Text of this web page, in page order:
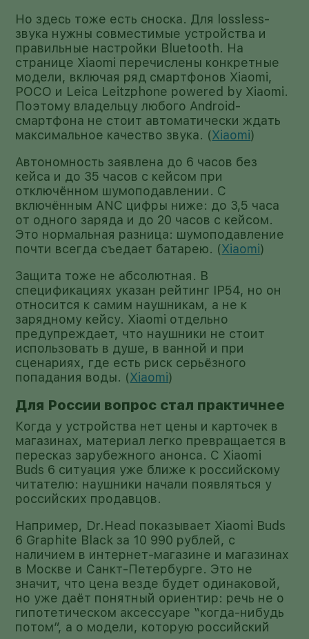
Но здесь тоже есть сноска. Для lossless-
звука нужны совместимые устройства и
правильные настройки Bluetooth. На
странице Xiaomi перечислены конкретные
модели, включая ряд смартфонов Xiaomi,
POCO и Leica Leitzphone powered by Xiaomi.
Поэтому владельцу любого Android-
смартфона не стоит автоматически ждать
максимальное качество звука. (Xiaomi)
Автономность заявлена до 6 часов без
кейса и до 35 часов с кейсом при
отключённом шумоподавлении. С
включённым ANC цифры ниже: до 3,5 часа
от одного заряда и до 20 часов с кейсом.
Это нормальная разница: шумоподавление
почти всегда съедает батарею. (Xiaomi)
Защита тоже не абсолютная. В
спецификациях указан рейтинг IP54, но он
относится к самим наушникам, а не к
зарядному кейсу. Xiaomi отдельно
предупреждает, что наушники не стоит
использовать в душе, в ванной и при
сценариях, где есть риск серьёзного
попадания воды. (Xiaomi)
Для России вопрос стал практичнее
Когда у устройства нет цены и карточек в
магазинах, материал легко превращается в
пересказ зарубежного анонса. С Xiaomi
Buds 6 ситуация уже ближе к российскому
читателю: наушники начали появляться у
российских продавцов.
Например, Dr.Head показывает Xiaomi Buds
6 Graphite Black за 10 990 рублей, с
наличием в интернет-магазине и магазинах
в Москве и Санкт-Петербурге. Это не
значит, что цена везде будет одинаковой,
но уже даёт понятный ориентир: речь не о
гипотетическом аксессуаре “когда-нибудь
потом”, а о модели, которую российский